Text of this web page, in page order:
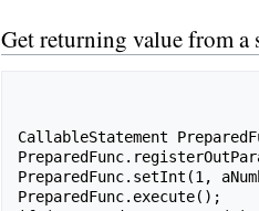
Get returning value from a
CallableStatement
PreparedFunc.setInt(1,
PreparedFunc.execute();